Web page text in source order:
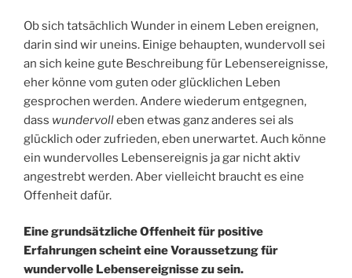
Ob sich tatsächlich Wunder in einem Leben ereignen,
darin sind wir uneins. Einige behaupten, wundervoll sei
an sich keine gute Beschreibung für Lebensereignisse,
eher könne vom guten oder glücklichen Leben
gesprochen werden. Andere wiederum entgegnen,
dass wundervolleben etwas ganz anderes sei als
glücklich oder zufrieden, eben unerwartet. Auch könne
ein wundervolles Lebensereignis ja gar nicht aktiv
angestrebt werden. Aber vielleicht braucht es eine
Offenheit dafür.
Eine grundsätzliche Offenheit für positive
Erfahrungen scheint eine Voraussetzung für
wundervolle Lebensereignisse zu sein.